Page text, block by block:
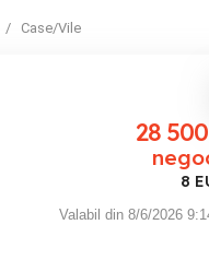
Case/Vile
28 500
8
Valabil din 8/6/2026